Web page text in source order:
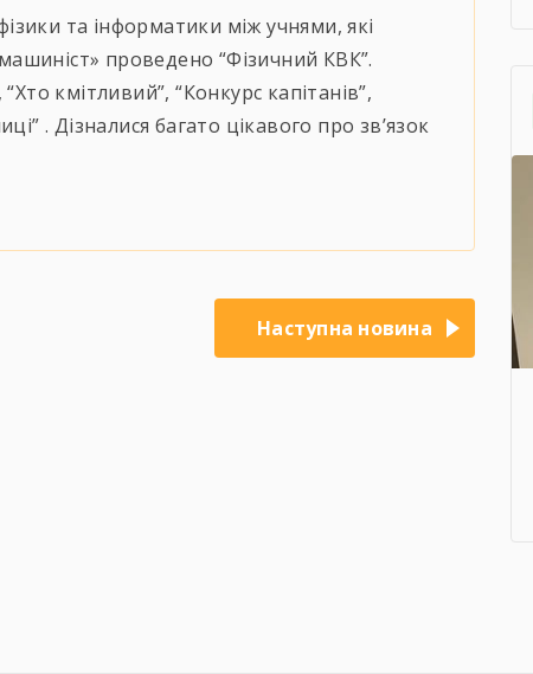
та інформатики між учнями, які
проведено “Фізичний КВК”.
кмітливий”, “Конкурс капітанів”,
. Дізналися багато цікавого про зв’язок
Наступна новина